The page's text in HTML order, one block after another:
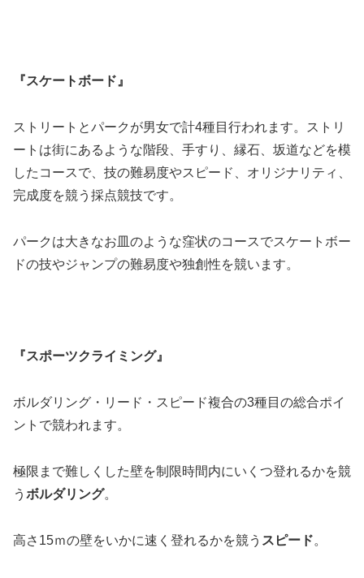
『スケートボード』
ストリートとパークが男女で計4種目行われます。ストリ
ートは街にあるような階段、手すり、縁石、坂道などを模
したコースで、技の難易度やスピード、オリジナリティ、
完成度を競う採点競技です。
パークは大きなお皿のような窪状のコースでスケートボー
ドの技やジャンプの難易度や独創性を競います。
『スポーツクライミング』
ボルダリング・リード・スピード複合の3種目の総合ポイ
ントで競われます。
極限まで難しくした壁を制限時間内にいくつ登れるかを競
う ボルダリング。
高さ15ｍの壁をいかに速く登れるかを競う スピード。